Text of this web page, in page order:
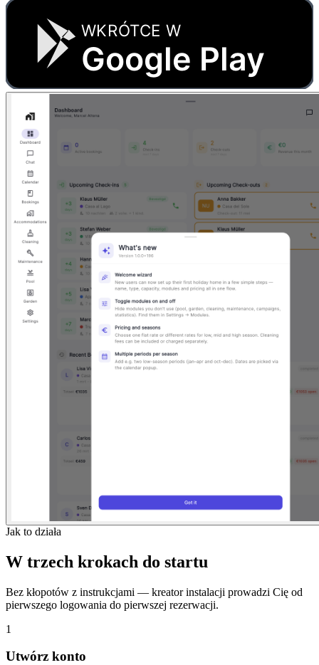
WKRÓTCE W
Google Play
Jak to działa
W trzech krokach do startu
Bez kłopotów z instrukcjami — kreator instalacji prowadzi Cię od
pierwszego logowania do pierwszej rezerwacji.
1
Utwórz konto